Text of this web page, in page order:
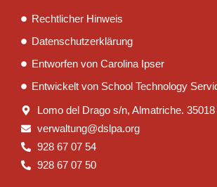
Rechtlicher Hinweis
Datenschutzerklärung
Entworfen von Carolina Ipser
Entwickelt von School Technology
Lomo del Drago s/n, Almatriche.
verwaltung@dslpa.org
928 67 07 54
928 67 07 50